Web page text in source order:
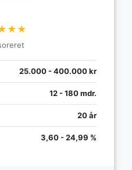
25.000 - 400.000 kr
12 - 180 mdr.
20 år
3,60 - 24,99 %